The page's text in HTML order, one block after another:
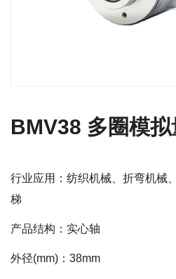
BMV38 多圈模
行业应用：纺织机械、折弯机械
梯
产品结构：实心轴
外径(mm)：38mm